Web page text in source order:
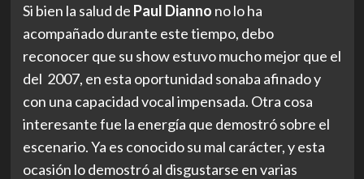
Si bien la salud de Paul Dianno no lo ha
acompañado durante este tiempo, debo
reconocer que su show estuvo mucho mejor que el
del 2007, en esta oportunidad sonaba afinado y
con una capacidad vocal impensada. Otra cosa
interesante fue la energía que demostró sobre el
escenario. Ya es conocido su mal carácter, y esta
ocasión lo demostró al disgustarse en varias